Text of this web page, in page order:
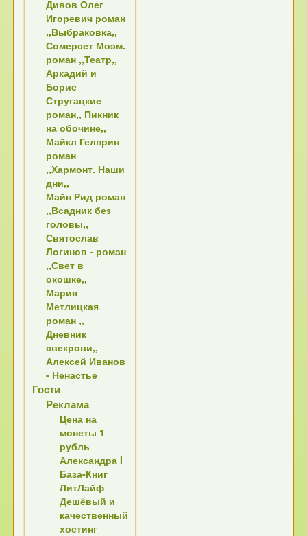
Дивов Олег
Игоревич роман
,,Выбраковка,,
Сомерсет Моэм.
роман ,,Театр,,
Аркадий и
Борис
Стругацкие
роман,, Пикник
на обочине,,
Майкл Гелприн
роман
,,Хармонт. Наши
дни,,
Майн Рид роман
,,Всадник без
головы,,
Святослав
Логинов - роман
,,Свет в
окошке,,
Мария
Метлицкая
роман ,,
Дневник
свекрови,,
Алексей Иванов
- Ненастье
Гости
Реклама
Цена на
монеты 1
рубль
Александра I
База-Книг
ЛитЛайф
Дешёвый и
качественный
хостинг